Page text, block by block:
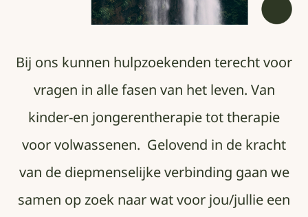
Bij ons kunnen hulpzoekenden terecht voor
vragen in alle fasen van het leven. Van
kinder-en jongerentherapie tot therapie
voor volwassenen. Gelovend in de kracht
van de diepmenselijke verbinding gaan we
samen op zoek naar wat voor jou/jullie een